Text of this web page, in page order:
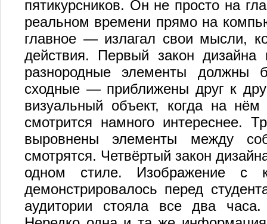
пятикурсников. Он не просто на
реальном времени прямо на
главное — излагал свои мысли,
действия. Первый закон
разнородные элементы должны
сходные — приближены друг к
визуальный объект, когда на нём
смотрится намного интереснее.
выровнены элементы между
смотрятся. Четвёртый закон
одном стиле. Изображение с
демонстрировалось перед
аудитории стояла все два